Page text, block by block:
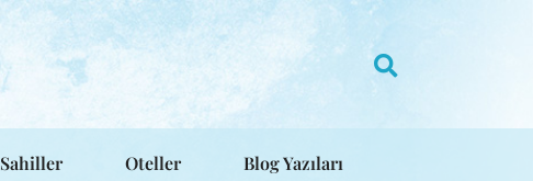
Sahiller Oteller Blog Yazıları